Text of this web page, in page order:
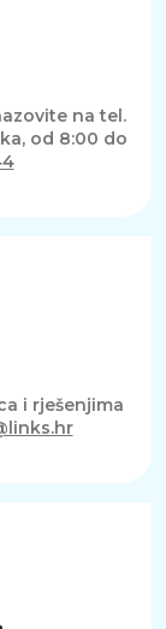
na tel.
od 8:00 do
i rješenjima